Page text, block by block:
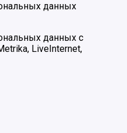
данных
данных с
LiveInternet,